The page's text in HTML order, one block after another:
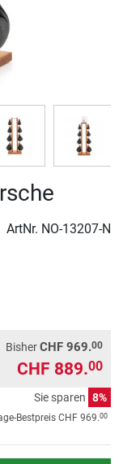
ArtNr. NO-13207-N
BisherCHF 969.00
CHF 889.00
Sie sparen 8%
Bestpreis CHF 969.00